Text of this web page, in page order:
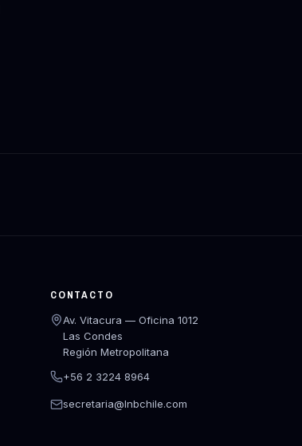
CONTACTO
Av. Vitacura — Oficina 1012
Las Condes
Región Metropolitana
+56 2 3224 8964
secretaria@lnbchile.com